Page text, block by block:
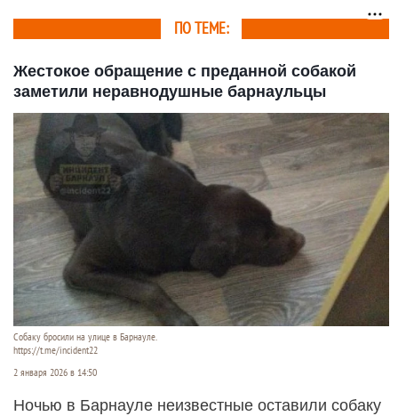
ПО ТЕМЕ:
Жестокое обращение с преданной собакой
заметили неравнодушные барнаульцы
Собаку бросили на улице в Барнауле.
https://t.me/incident22
2 января 2026 в 14:50
Ночью в Барнауле неизвестные оставили собаку